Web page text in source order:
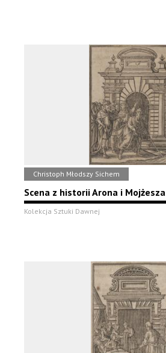
Christoph Młodszy Sichem
Scena z historii Arona i Mojżesza
Kolekcja Sztuki Dawnej